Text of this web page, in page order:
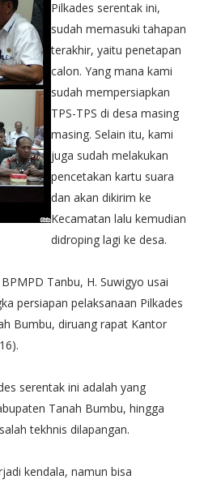
Pilkades serentak ini,
sudah memasuki tahapan
terakhir, yaitu penetapan
calon. Yang mana kami
sudah mempersiapkan
TPS-TPS di desa masing
masing. Selain itu, kami
juga sudah melakukan
pencetakan kartu suara
dan akan dikirim ke
Kecamatan lalu kemudian
didroping lagi ke desa.
Tanbu, H. Suwigyo usai
persiapan pelaksanaan Pilkades
Bumbu, diruang rapat Kantor
serentak ini adalah yang
Tanah Bumbu, hingga
tekhnis dilapangan.
kendala, namun bisa